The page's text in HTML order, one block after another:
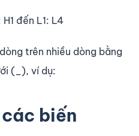
đến L1: L4
trên nhiều dòng bằng
(_), ví dụ:
biến